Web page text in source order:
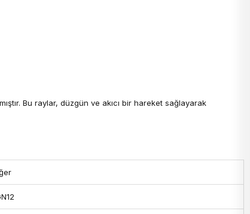
Bu raylar, düzgün ve akıcı bir hareket sağlayarak